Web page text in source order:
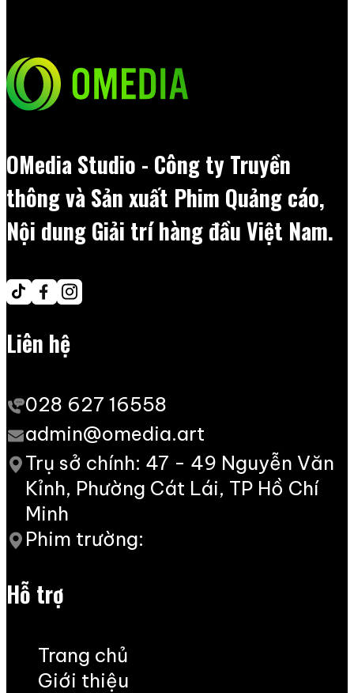
OMedia Studio - Công ty Truyền
thông và Sản xuất Phim Quảng cáo,
Nội dung Giải trí hàng đầu Việt Nam.
Liên hệ
028 627 16558
admin@omedia.art
Trụ sở chính: 47 - 49 Nguyễn Văn
Kỉnh, Phường Cát Lái, TP Hồ Chí
Minh
Phim trường:
Hỗ trợ
Trang chủ
Giới thiệu